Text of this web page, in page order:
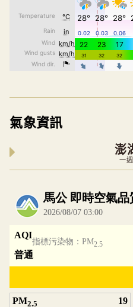
氣象資訊
澎
一
內嵌空氣品質小工具